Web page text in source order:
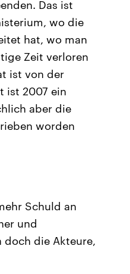
Das ist
wo die
hat, wo man
Zeit verloren
ist von der
ist 2007 ein
aber die
worden
Schuld an
und
doch die Akteure,